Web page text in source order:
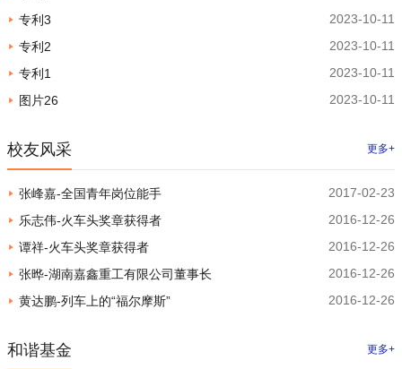
专利3
2023-10-11
专利2
2023-10-11
专利1
2023-10-11
图片26
2023-10-11
校友风采 更多+
张峰嘉-全国青年岗位能手
2017-02-23
乐志伟-火车头奖章获得者
2016-12-26
谭祥-火车头奖章获得者
2016-12-26
张晔-湖南嘉鑫重工有限公司董事长
2016-12-26
黄达鹏-列车上的“福尔摩斯”
2016-12-26
和谐基金 更多+